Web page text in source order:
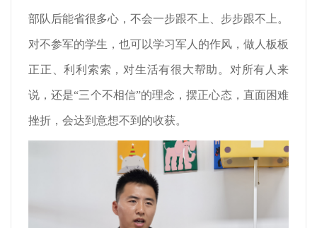
部队后能省很多心，不会一步跟不上、步步跟不上。
对不参军的学生，也可以学习军人的作风，做人板板
正正、利利索索，对生活有很大帮助。对所有人来
说，还是“三个不相信”的理念，摆正心态，直面困难
挫折，会达到意想不到的收获。